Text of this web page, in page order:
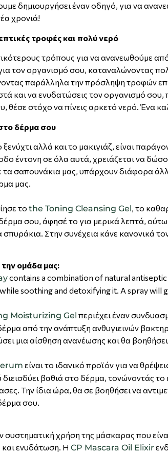
δημιουργήσει έναν οδηγό, για να
χρονιά!
τροφές και πολύ νερό
τρόπους για να ανανεωθούμε
τον οργανισμό σου, καταναλώνοντας
παράλληλα την πρόσληψη τροφών
και να ενυδατώσεις τον οργανισμό
θέσε στόχο να πίνεις αρκετό νερό. Ένα
δέρμα σου
αλλά και το μακιγιάζ, είναι
έντονη σε όλα αυτά, χρειάζεται να
σαπουνάκια μας, υπάρχουν διάφορα
μας.
το the Toning Cleansing Gel, το
σου, άφησέ το για μερικά λεπτά,
Στην συνέχεια κάνε κανονικά
ομάδα μας:
contains a combination of natural
soothing and detoxifying it. A spray will
Moisturizing Gel περιέχει έναν
από την ανάπτυξη ανθυγιεινών
μια αίσθηση ανανέωσης και θα
είναι το ιδανικό προϊόν για να
βαθιά στο δέρμα, τονώνοντάς
Την ίδια ώρα, θα σε βοηθήσει να
σου.
συστηματική χρήση της μάσκαρας που
και ενυδάτωση. Η CP Mascara Oil Elixir